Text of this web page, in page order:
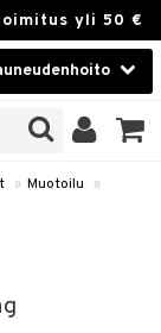
yli 50 €
» Muotoilu
»